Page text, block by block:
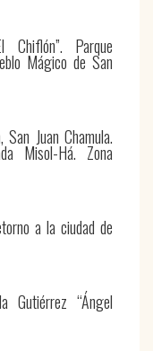
Chiflón”. Parque
Mágico de San
San Juan Chamula.
Misol-Há. Zona
a la ciudad de
Gutiérrez “Ángel